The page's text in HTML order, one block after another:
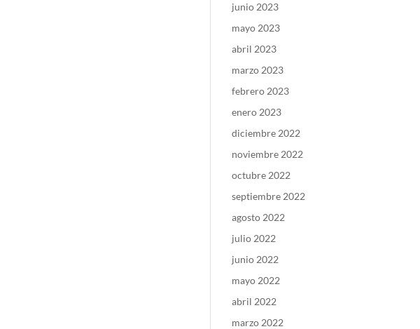
junio 2023
mayo 2023
abril 2023
marzo 2023
febrero 2023
enero 2023
diciembre 2022
noviembre 2022
octubre 2022
septiembre 2022
agosto 2022
julio 2022
junio 2022
mayo 2022
abril 2022
marzo 2022